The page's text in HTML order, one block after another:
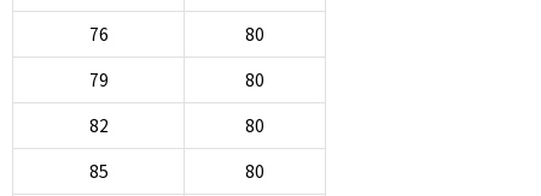
76
80
79
80
82
80
85
80